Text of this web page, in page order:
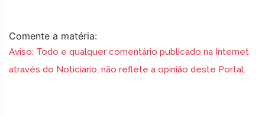
Comente a matéria:
Aviso: Todo e qualquer comentário publicado na Internet
através do Noticiario, não reflete a opinião deste Portal.